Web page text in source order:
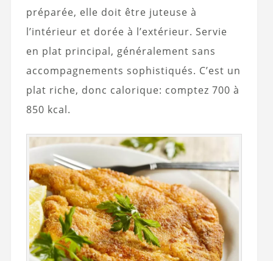
préparée, elle doit être juteuse à
l’intérieur et dorée à l’extérieur. Servie
en plat principal, généralement sans
accompagnements sophistiqués. C’est un
plat riche, donc calorique: comptez 700 à
850 kcal.